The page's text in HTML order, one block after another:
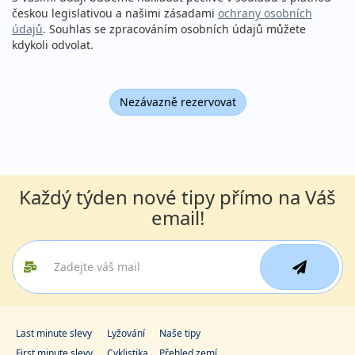
českou legislativou a našimi zásadami ochrany osobních
údajů. Souhlas se zpracováním osobních údajů můžete
kdykoli odvolat.
Nezávazně rezervovat
Každý týden nové tipy přímo na Váš
email!
Last minute slevy
Lyžování
Naše tipy